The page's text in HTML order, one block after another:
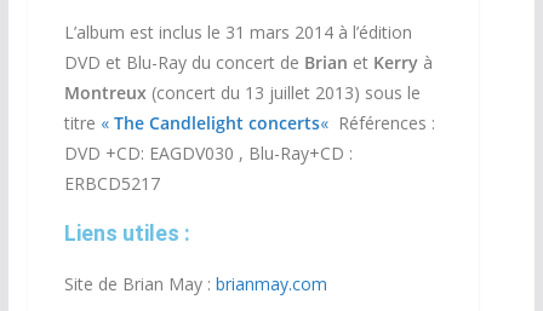
L’album est inclus le 31 mars 2014 à l’édition
DVD et Blu-Ray du concert de Brian et Kerryà
Montreux(concert du 13 juillet 2013) sous le
titre « The Candlelight concerts« Références :
DVD +CD: EAGDV030 , Blu-Ray+CD :
ERBCD5217
Liens utiles :
Site de Brian May : brianmay.com